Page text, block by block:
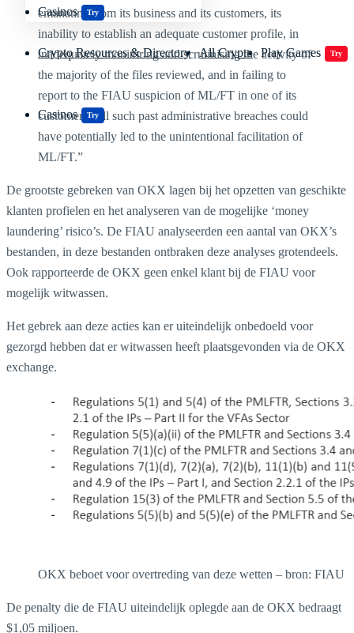
Casinos Try
Crypto Resources & Directory All Crypto Play Games Try
Casinos Try
emanating from its business and its customers, its
inability to establish an adequate customer profile, in
inadequately monitoring and scrutinising the activity of
the majority of the files reviewed, and in failing to
report to the FIAU suspicion of ML/FT in one of its
customers. All such past administrative breaches could
have potentially led to the unintentional facilitation of
ML/FT.”
De grootste gebreken van OKX lagen bij het opzetten van geschikte
klanten profielen en het analyseren van de mogelijke ‘money
laundering’ risico’s. De FIAU analyseerden een aantal van OKX’s
bestanden, in deze bestanden ontbraken deze analyses grotendeels.
Ook rapporteerde de OKX geen enkel klant bij de FIAU voor
mogelijk witwassen.
Het gebrek aan deze acties kan er uiteindelijk onbedoeld voor
gezorgd hebben dat er witwassen heeft plaatsgevonden via de OKX
exchange.
OKX beboet voor overtreding van deze wetten – bron: FIAU
De penalty die de FIAU uiteindelijk oplegde aan de OKX bedraagt
$1,05 miljoen.